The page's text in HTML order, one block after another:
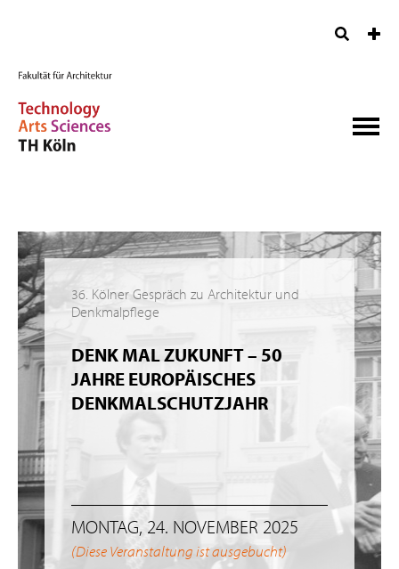
36. Kölner Gespräch zu Architektur und
Denkmalpflege
DENK MAL ZUKUNFT – 50
JAHRE EUROPÄISCHES
DENKMALSCHUTZJAHR
MONTAG, 24. NOVEMBER 2025
(Diese Veranstaltung ist ausgebucht)